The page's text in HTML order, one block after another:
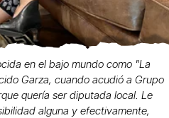
en el bajo mundo como "La
Garza, cuando acudió a Grupo
quería ser diputada local. Le
alguna y efectivamente,